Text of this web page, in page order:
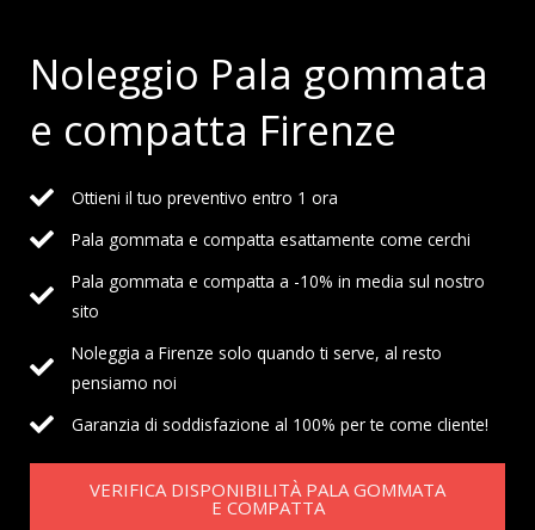
Noleggio Pala gommata
e compatta Firenze
Ottieni il tuo preventivo entro 1 ora
Pala gommata e compatta esattamente come cerchi
Pala gommata e compatta a -10% in media sul nostro
sito
Noleggia a Firenze solo quando ti serve, al resto
pensiamo noi
Garanzia di soddisfazione al 100% per te come cliente!
VERIFICA DISPONIBILITÀ PALA GOMMATA
E COMPATTA